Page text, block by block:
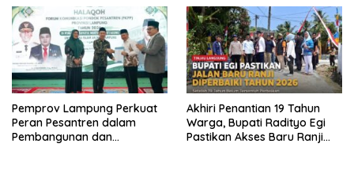
Pemprov Lampung Perkuat
Peran Pesantren dalam
Pembangunan dan
Akhiri Penantian 19 Tahun
Warga, Bupati Radityo Egi
Pastikan Akses Baru Ranji